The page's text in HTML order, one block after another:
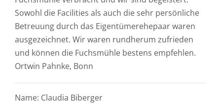
Sowohl die Facilities als auch die sehr persönliche
Betreuung durch das Eigentümerehepaar waren
ausgezeichnet. Wir waren rundherum zufrieden
und können die Fuchsmühle bestens empfehlen.
Ortwin Pahnke, Bonn
Name: Claudia Biberger